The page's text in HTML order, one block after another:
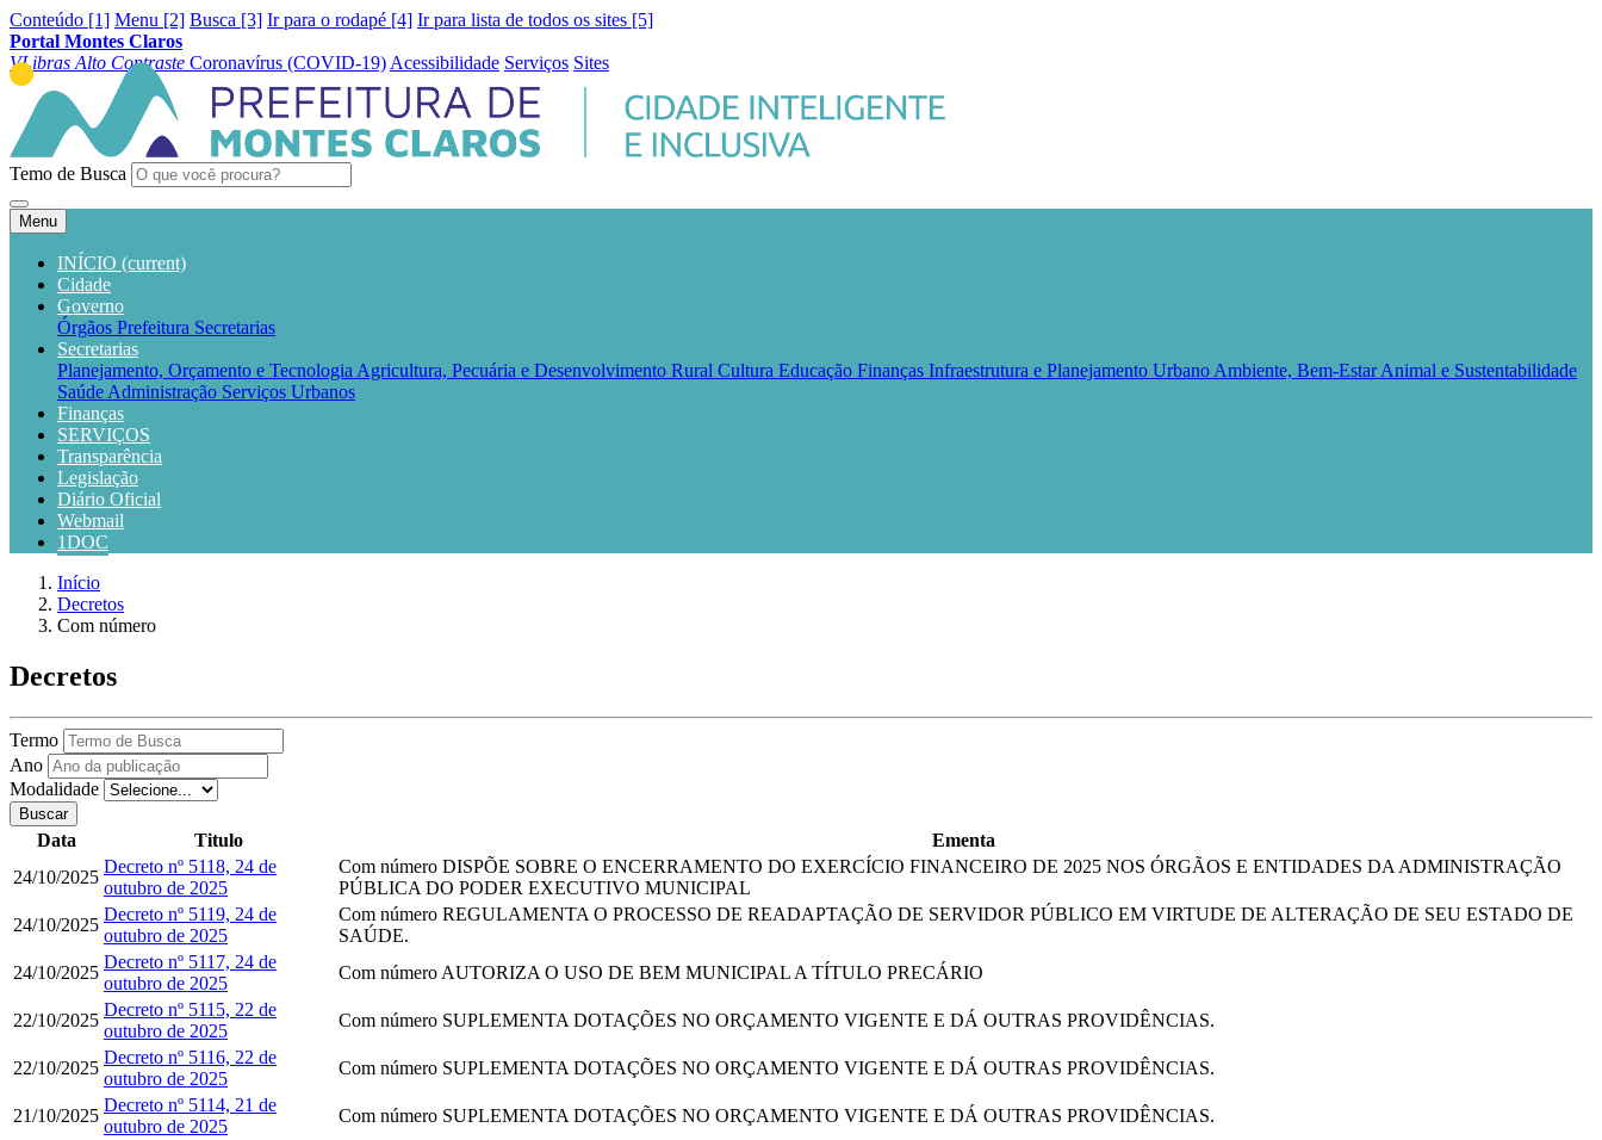
Conteúdo [1] Menu [2] Busca [3] Ir para o rodapé [4] Ir para lista de todos os sites [5]
Portal Montes Claros
VLibras Alto Contraste Coronavírus (COVID-19) Acessibilidade Serviços Sites
Temo de Busca
Menu
INÍCIO (current)
Cidade
Governo
Órgãos Prefeitura Secretarias
Secretarias
Planejamento, Orçamento e Tecnologia Agricultura, Pecuária e Desenvolvimento Rural Cultura Educação Finanças Infraestrutura e Planejamento Urbano Ambiente, Bem-Estar Animal e Sustentabilidade
Saúde Administração Serviços Urbanos
Finanças
SERVIÇOS
Transparência
Legislação
Diário Oficial
Webmail
1DOC
Início
Decretos
Com número
Decretos
Termo
Ano
Modalidade
Buscar
Data Titulo
Ementa
24/10/2025
Decreto nº 5118, 24 de
outubro de 2025
Com número DISPÕE SOBRE O ENCERRAMENTO DO EXERCÍCIO FINANCEIRO DE 2025 NOS ÓRGÃOS E ENTIDADES DA ADMINISTRAÇÃO
PÚBLICA DO PODER EXECUTIVO MUNICIPAL
24/10/2025
Decreto nº 5119, 24 de
outubro de 2025
Com número REGULAMENTA O PROCESSO DE READAPTAÇÃO DE SERVIDOR PÚBLICO EM VIRTUDE DE ALTERAÇÃO DE SEU ESTADO DE
SAÚDE.
24/10/2025
Decreto nº 5117, 24 de
outubro de 2025
Com número AUTORIZA O USO DE BEM MUNICIPAL A TÍTULO PRECÁRIO
22/10/2025
Decreto nº 5115, 22 de
outubro de 2025
Com número SUPLEMENTA DOTAÇÕES NO ORÇAMENTO VIGENTE E DÁ OUTRAS PROVIDÊNCIAS.
22/10/2025
Decreto nº 5116, 22 de
outubro de 2025
Com número SUPLEMENTA DOTAÇÕES NO ORÇAMENTO VIGENTE E DÁ OUTRAS PROVIDÊNCIAS.
21/10/2025
Decreto nº 5114, 21 de
outubro de 2025
Com número SUPLEMENTA DOTAÇÕES NO ORÇAMENTO VIGENTE E DÁ OUTRAS PROVIDÊNCIAS.